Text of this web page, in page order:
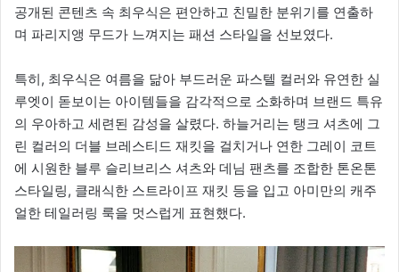
공개된 콘텐츠 속 최우식은 편안하고 친밀한 분위기를 연출하
며 파리지앵 무드가 느껴지는 패션 스타일을 선보였다.
특히, 최우식은 여름을 닮아 부드러운 파스텔 컬러와 유연한 실
루엣이 돋보이는 아이템들을 감각적으로 소화하며 브랜드 특유
의 우아하고 세련된 감성을 살렸다. 하늘거리는 탱크 셔츠에 그
린 컬러의 더블 브레스티드 재킷을 걸치거나 연한 그레이 코트
에 시원한 블루 슬리브리스 셔츠와 데님 팬츠를 조합한 톤온톤
스타일링, 클래식한 스트라이프 재킷 등을 입고 아미만의 캐주
얼한 테일러링 룩을 멋스럽게 표현했다.